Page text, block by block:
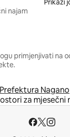
najam
Prikaži
primjenjivati na
Prefektura Nagano
za mjesečni